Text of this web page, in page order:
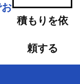
積もりを依
頼する